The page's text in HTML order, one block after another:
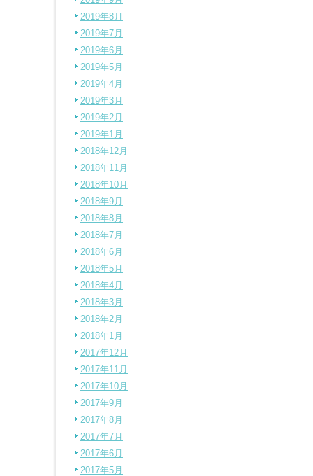
2019年8月
2019年7月
2019年6月
2019年5月
2019年4月
2019年3月
2019年2月
2019年1月
2018年12月
2018年11月
2018年10月
2018年9月
2018年8月
2018年7月
2018年6月
2018年5月
2018年4月
2018年3月
2018年2月
2018年1月
2017年12月
2017年11月
2017年10月
2017年9月
2017年8月
2017年7月
2017年6月
2017年5月